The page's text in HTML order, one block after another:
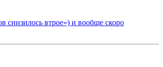
снизилось втрое») и вообще скоро